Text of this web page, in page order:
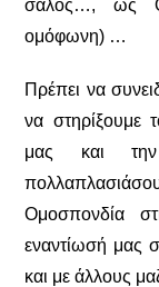
σάλος…, ως
ομόφωνη) …
Πρέπει να
να στηρίξουμε
μας και
Ομοσπονδία
εναντίωσή μας
και με άλλους